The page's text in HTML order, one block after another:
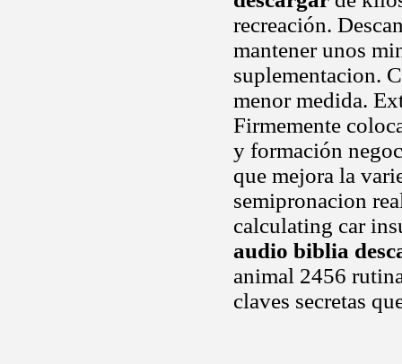
recreación.
mantener unos
suplementacion.
menor medida.
Firmemente
y formación
que mejora la
semipronacion
calculating car
audio biblia
animal 2456
claves secretas